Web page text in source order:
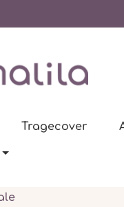
springen
Tragecover